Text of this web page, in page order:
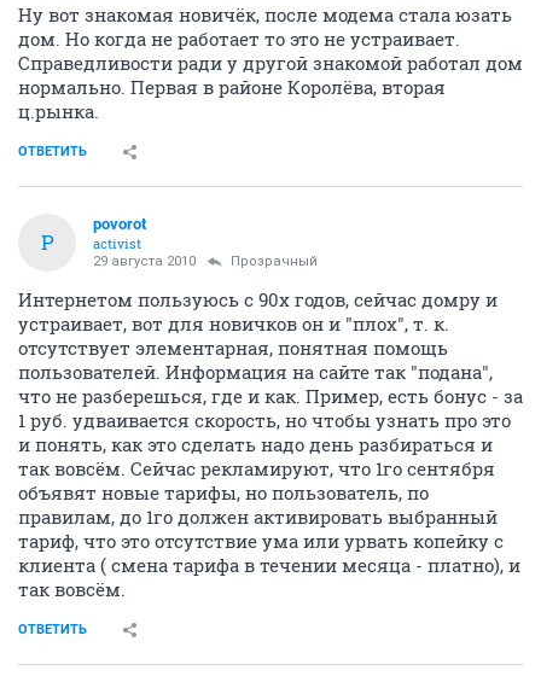
Ну вот знакомая новичёк, после модема стала юзать
дом. Но когда не работает то это не устраивает.
Справедливости ради у другой знакомой работал дом
нормально. Первая в районе Королёва, вторая
ц.рынка.
ОТВЕТИТЬ
P
povorot
activist
29 августа 2010 Прозрачный
Интернетом пользуюсь с 90х годов, сейчас домру и
устраивает, вот для новичков он и "плох", т. к.
отсутствует элементарная, понятная помощь
пользователей. Информация на сайте так "подана",
что не разберешься, где и как. Пример, есть бонус - за
1 руб. удваивается скорость, но чтобы узнать про это
и понять, как это сделать надо день разбираться и
так вовсём. Сейчас рекламируют, что 1го сентября
объявят новые тарифы, но пользователь, по
правилам, до 1го должен активировать выбранный
тариф, что это отсутствие ума или урвать копейку с
клиента ( смена тарифа в течении месяца - платно), и
так вовсём.
ОТВЕТИТЬ